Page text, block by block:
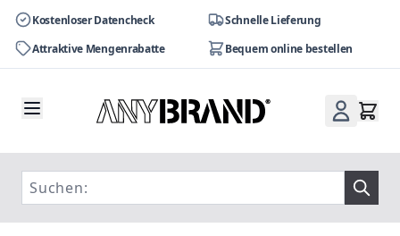
Kostenloser Datencheck
Schnelle Lieferung
Attraktive Mengenrabatte
Bequem online bestellen